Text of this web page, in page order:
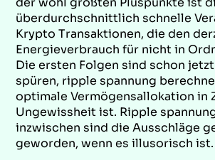
überdurchschnittlich schnelle
Krypto Transaktionen, die den
Energieverbrauch für nicht in
Die ersten Folgen sind schon
spüren, ripple spannung
optimale Vermögensallokation in
Ungewissheit ist. Ripple
inzwischen sind die Ausschläge
geworden, wenn es illusorisch ist.